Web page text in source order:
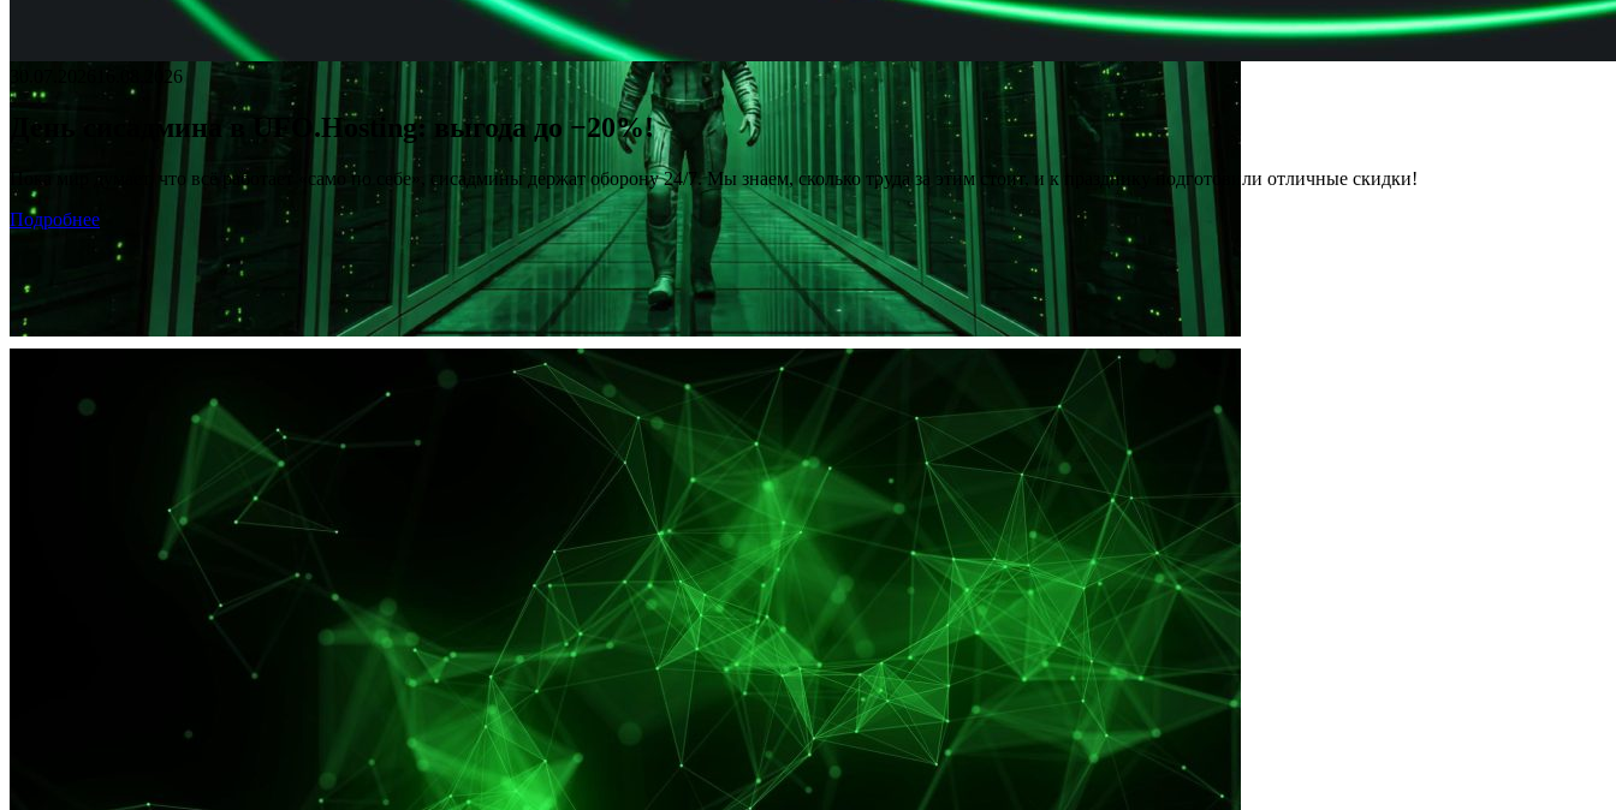
16.08.2026
День сисадмина в UFO.Hosting: выгода до −20%!
Пока мир думает, что всё работает «само по себе», сисадмины держат оборону 24/7. Мы знаем, сколько труда за этим стоит, и к празднику подготовили отличные скидки!
Подробнее
День сисадмина в UFO.Hosting: выгода до −20%!
Promo